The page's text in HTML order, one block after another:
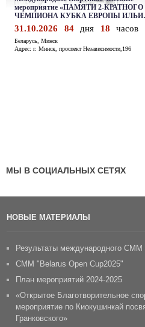
МЫ В СОЦИАЛЬНЫХ СЕТЯХ
НОВЫЕ МАТЕРИАЛЫ
Результаты международного СММ
CММ "Belarus Open Cup2025"
План мероприятий 2024-2025
«Открытое Благотворительное
мероприятие по Киокушинкай
Гранковского»